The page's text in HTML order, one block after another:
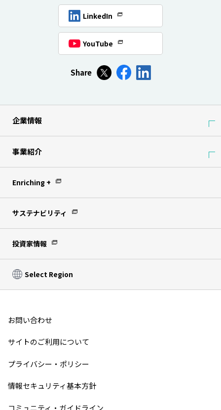
LinkedIn
YouTube
Share
企業情報
事業紹介
Enriching +
サステナビリティ
投資家情報
Select Region
お問い合わせ
サイトのご利用について
プライバシー・ポリシー
情報セキュリティ基本方針
コミュニティ・ガイドライン